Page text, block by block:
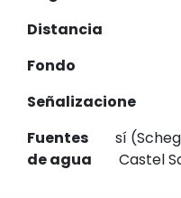
Distancia
Fondo
Señalizacione
Fuentes
de agua
sí
Castel